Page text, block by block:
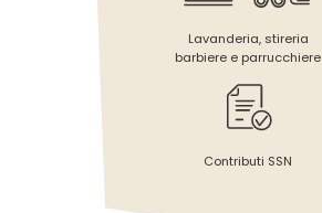
Lavanderia, stireria
barbiere e parrucchiere
Contributi SSN